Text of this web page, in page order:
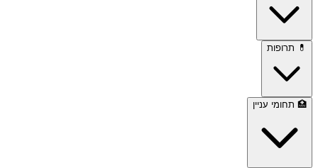
💊 תרופות
🏥 תחומי עניין